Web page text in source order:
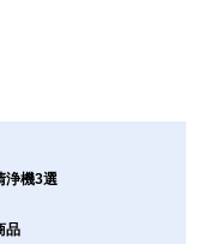
浄機3選
品